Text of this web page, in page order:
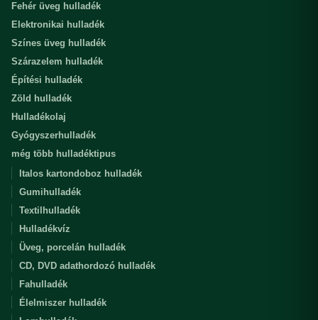
Fehér üveg hulladék
Elektronikai hulladék
Színes üveg hulladék
Szárazelem hulladék
Építési hulladék
Zöld hulladék
Hulladékolaj
Gyógyszerhulladék
még több hulladéktipus
Italos kartondoboz hulladék
Gumihulladék
Textilhulladék
Hulladékvíz
Üveg, porcelán hulladék
CD, DVD adathordozó hulladék
Fahulladék
Élelmiszer hulladék